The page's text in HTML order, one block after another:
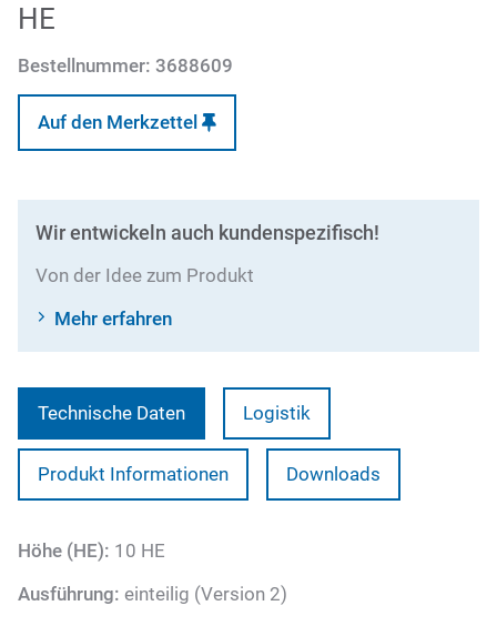
HE
Bestellnummer: 3688609
Auf den Merkzettel
Wir entwickeln auch kundenspezifisch!
Von der Idee zum Produkt
Mehr erfahren
Technische Daten Logistik
Produkt Informationen Downloads
Höhe (HE): 10 HE
Ausführung: einteilig (Version 2)